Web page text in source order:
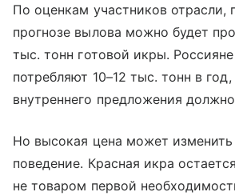
По оценкам участников отрасли,
прогнозе вылова можно будет
тыс. тонн готовой икры.
потребляют 10–12 тыс. тонн в
внутреннего предложения
Но высокая цена может изменить
поведение. Красная икра
не товаром первой